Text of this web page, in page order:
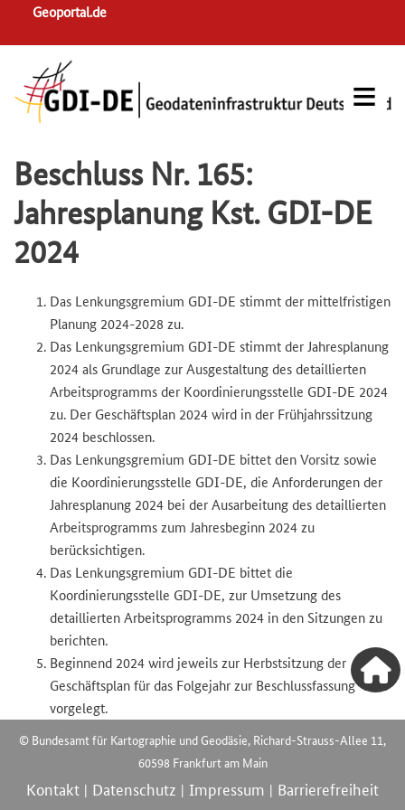
navigation
Geoportal.de
Beschluss Nr. 165:
Jahresplanung Kst. GDI-DE
2024
Das Lenkungsgremium GDI-DE stimmt der mittelfristigen
Planung 2024-2028 zu.
Das Lenkungsgremium GDI-DE stimmt der Jahresplanung
2024 als Grundlage zur Ausgestaltung des detaillierten
Arbeitsprogramms der Koordinierungsstelle GDI-DE 2024
zu. Der Geschäftsplan 2024 wird in der Frühjahrssitzung
2024 beschlossen.
Das Lenkungsgremium GDI-DE bittet den Vorsitz sowie
die Koordinierungsstelle GDI-DE, die Anforderungen der
Jahresplanung 2024 bei der Ausarbeitung des detaillierten
Arbeitsprogramms zum Jahresbeginn 2024 zu
berücksichtigen.
Das Lenkungsgremium GDI-DE bittet die
Koordinierungsstelle GDI-DE, zur Umsetzung des
detaillierten Arbeitsprogramms 2024 in den Sitzungen zu
berichten.
Beginnend 2024 wird jeweils zur Herbstsitzung der
Geschäftsplan für das Folgejahr zur Beschlussfassung
vorgelegt.
© Bundesamt für Kartographie und Geodäsie, Richard-Strauss-Allee 11,
60598 Frankfurt am Main
Kontakt | Datenschutz | Impressum | Barrierefreiheit